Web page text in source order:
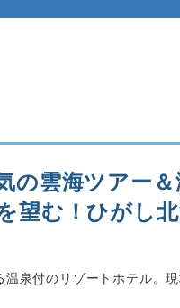
の雲海ツア
望む！ひがし
泉付のリゾートホテル。